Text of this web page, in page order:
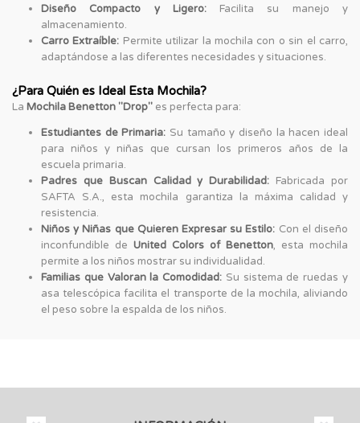
Diseño Compacto y Ligero:Facilita su manejo y
almacenamiento.
Carro Extraíble: Permite utilizar la mochila con o sin el carro,
adaptándose a las diferentes necesidades y situaciones.
¿Para Quién es Ideal Esta Mochila?
La Mochila Benetton "Drop" es perfecta para:
Estudiantes de Primaria: Su tamaño y diseño la hacen ideal
para niños y niñas que cursan los primeros años de la
escuela primaria.
Padres que Buscan Calidad y Durabilidad: Fabricada por
SAFTA S.A., esta mochila garantiza la máxima calidad y
resistencia.
Niños y Niñas que Quieren Expresar su Estilo: Con el diseño
inconfundible de United Colors of Benetton, esta mochila
permite a los niños mostrar su individualidad.
Familias que Valoran la Comodidad: Su sistema de ruedas y
asa telescópica facilita el transporte de la mochila, aliviando
el peso sobre la espalda de los niños.